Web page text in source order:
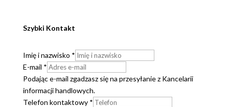
Szybki Kontakt
Imię i nazwisko *
E-mail *
Podając e-mail zgadzasz się na przesyłanie z Kancelarii
informacji handlowych.
Telefon kontaktowy *